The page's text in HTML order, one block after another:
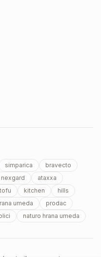
simparica
bravecto
nexgard
ataxxa
tofu kitchen
hills
umeda
prodac
naturo hrana umeda